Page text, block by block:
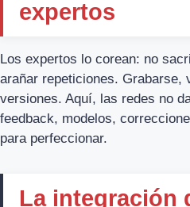
expertos
Los expertos lo corean: no
arañar repeticiones. Grabarse,
versiones. Aquí, las redes no
feedback, modelos,
para perfeccionar.
La integración